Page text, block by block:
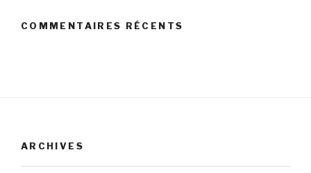
COMMENTAIRES RÉCENTS
ARCHIVES